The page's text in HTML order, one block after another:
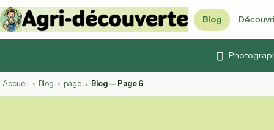
Blog
Articles, vidéos
Testez vos
Accueil › Blog › page › Blog — Page 6